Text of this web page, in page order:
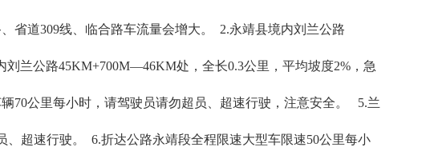
省道309线、临合路车流量会增大。 2.永靖县境内刘兰公路
兰公路45KM+700M—46KM处，全长0.3公里，平均坡度2%，急
70公里每小时，请驾驶员请勿超员、超速行驶，注意安全。 5.兰
超速行驶。 6.折达公路永靖段全程限速大型车限速50公里每小